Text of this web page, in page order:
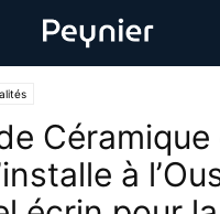
Céramique
à